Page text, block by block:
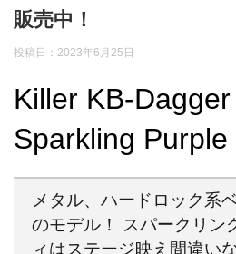
販売中！
投稿日：2023年6月25日
Killer KB-Dagger
Sparkling Purple
メタル、ハードロック系
のモデル！ スパークリン
ィはステージ映え間違い